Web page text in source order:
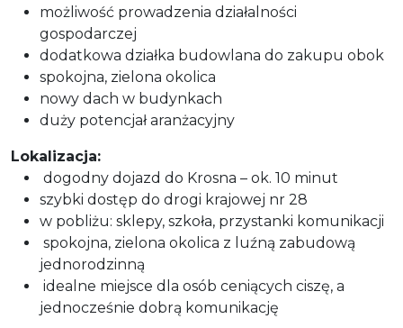
możliwość prowadzenia działalności
gospodarczej
dodatkowa działka budowlana do zakupu obok
spokojna, zielona okolica
nowy dach w budynkach
duży potencjał aranżacyjny
Lokalizacja:
dogodny dojazd do Krosna – ok. 10 minut
szybki dostęp do drogi krajowej nr 28
w pobliżu: sklepy, szkoła, przystanki komunikacji
spokojna, zielona okolica z luźną zabudową
jednorodzinną
idealne miejsce dla osób ceniących ciszę, a
jednocześnie dobrą komunikację